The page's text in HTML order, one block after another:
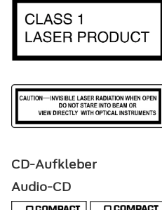
CD-Aufkleber
Audio-CD